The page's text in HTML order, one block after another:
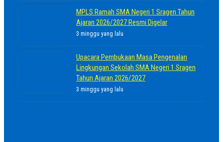
MPLS Ramah SMA Negeri 1 Sragen Tahun
Ajaran 2026/2027 Resmi Digelar
3 minggu yang lalu
Upacara Pembukaan Masa Pengenalan
Lingkungan Sekolah SMA Negeri 1 Sragen
Tahun Ajaran 2026/2027
3 minggu yang lalu